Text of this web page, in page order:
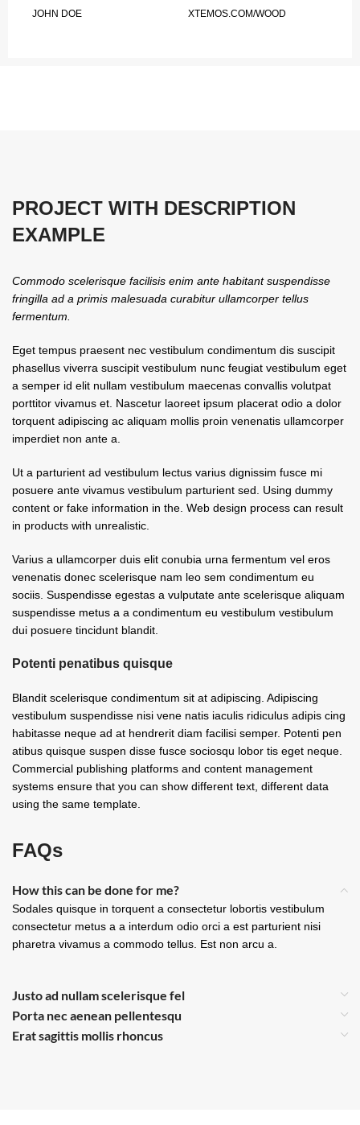
JOHN DOE XTEMOS.COM/WOOD
PROJECT WITH DESCRIPTION
EXAMPLE
Commodo scelerisque facilisis enim ante habitant suspendisse
fringilla ad a primis malesuada curabitur ullamcorper tellus
fermentum.
Eget tempus praesent nec vestibulum condimentum dis suscipit
phasellus viverra suscipit vestibulum nunc feugiat vestibulum eget
a semper id elit nullam vestibulum maecenas convallis volutpat
porttitor vivamus et. Nascetur laoreet ipsum placerat odio a dolor
torquent adipiscing ac aliquam mollis proin venenatis ullamcorper
imperdiet non ante a.
Ut a parturient ad vestibulum lectus varius dignissim fusce mi
posuere ante vivamus vestibulum parturient sed. Using dummy
content or fake information in the. Web design process can result
in products with unrealistic.
Varius a ullamcorper duis elit conubia urna fermentum vel eros
venenatis donec scelerisque nam leo sem condimentum eu
sociis. Suspendisse egestas a vulputate ante scelerisque aliquam
suspendisse metus a a condimentum eu vestibulum vestibulum
dui posuere tincidunt blandit.
Potenti penatibus quisque
Blandit scelerisque condimentum sit at adipiscing. Adipiscing
vestibulum suspendisse nisi vene natis iaculis ridiculus adipis cing
habitasse neque ad at hendrerit diam facilisi semper. Potenti pen
atibus quisque suspen disse fusce sociosqu lobor tis eget neque.
Commercial publishing platforms and content management
systems ensure that you can show different text, different data
using the same template.
FAQs
How this can be done for me?
Sodales quisque in torquent a consectetur lobortis vestibulum
consectetur metus a a interdum odio orci a est parturient nisi
pharetra vivamus a commodo tellus. Est non arcu a.
Justo ad nullam scelerisque fel
Porta nec aenean pellentesqu
Erat sagittis mollis rhoncus